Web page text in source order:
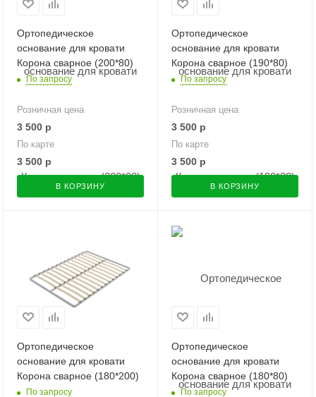
Ортопедическое
основание для кровати
Корона сварное (200*80)
По запросу
Розничная цена
3 500 р
По карте
3 500 р
В КОРЗИНУ
Ортопедическое
основание для кровати
Корона сварное (190*80)
По запросу
Розничная цена
3 500 р
По карте
3 500 р
В КОРЗИНУ
Ортопедическое
основание для кровати
Корона сварное (180*200)
По запросу
Ортопедическое
основание для кровати
Корона сварное (180*80)
По запросу